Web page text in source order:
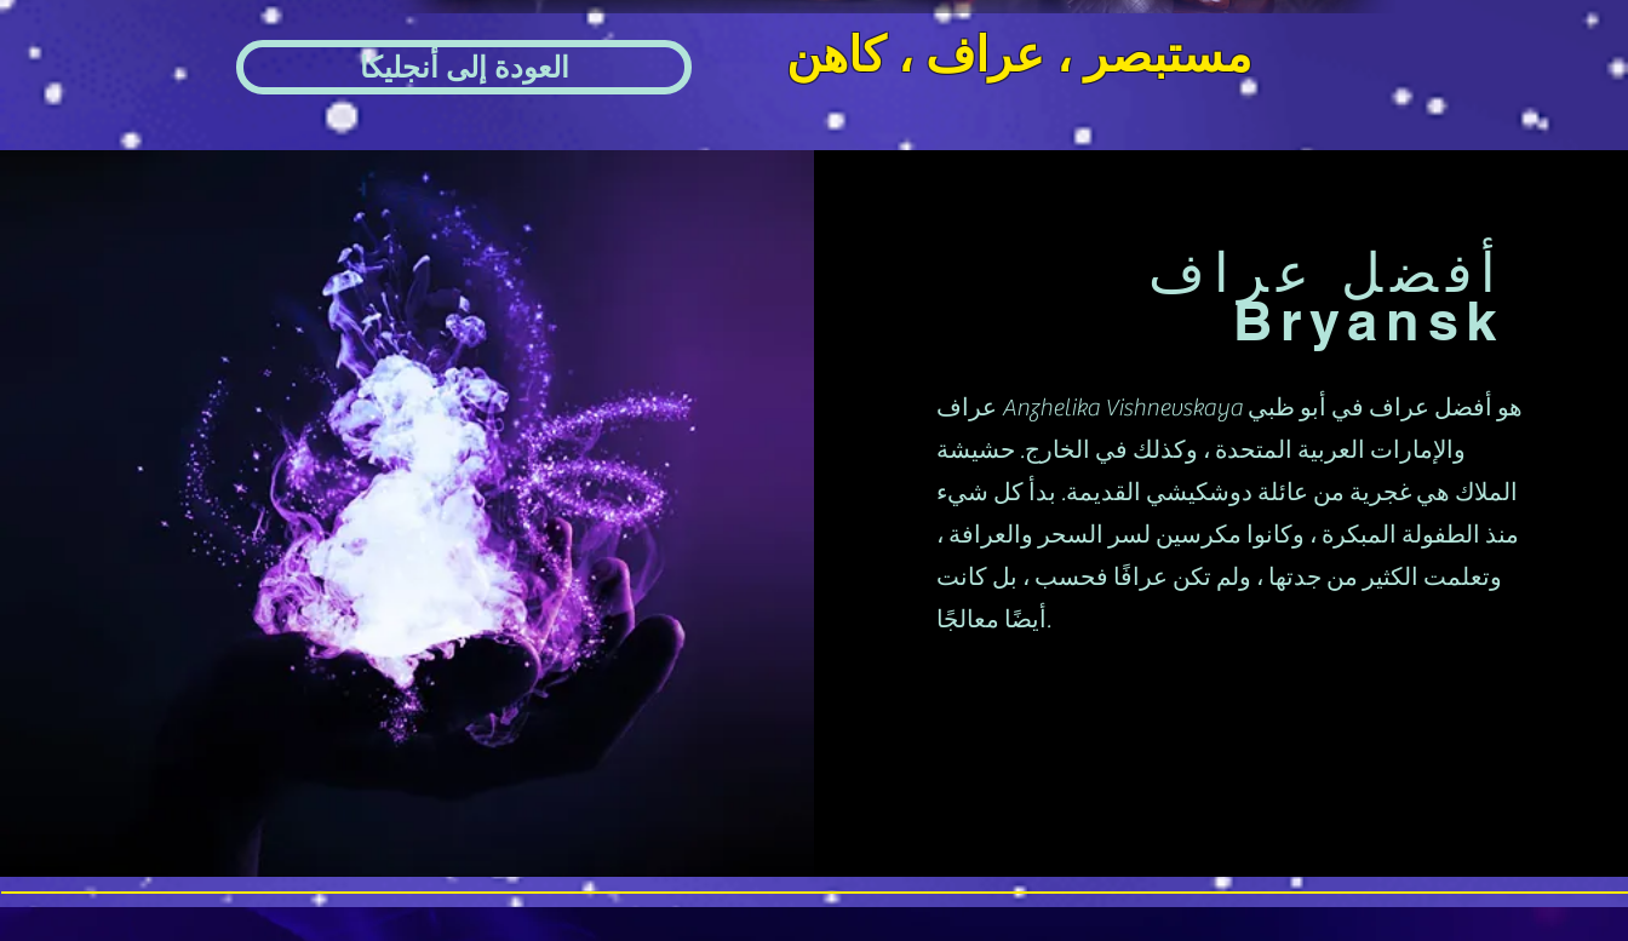
العودة إلى أنجليكا مستبصر ، عراف ، كاهن
أفضل عراف
Bryansk
عراف Anzhelika Vishnevskaya هو أفضل عراف في أبو ظبي
والإمارات العربية المتحدة ، وكذلك في الخارج. حشيشة
الملاك هي غجرية من عائلة دوشكيشي القديمة. بدأ كل شيء
منذ الطفولة المبكرة ، وكانوا مكرسين لسر السحر والعرافة ،
وتعلمت الكثير من جدتها ، ولم تكن عرافًا فحسب ، بل كانت
أيضًا معالجًا.